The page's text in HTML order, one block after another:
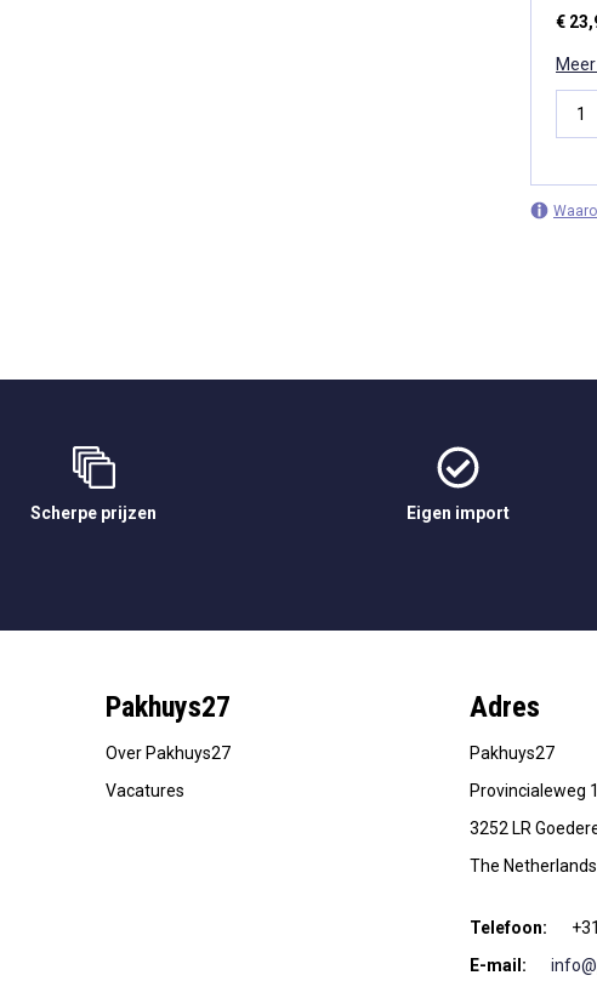
€
Scherpe prijzen Eigen import
Pakhuys27
Over Pakhuys27
Vacatures
Adres
Pakhuys27
Provincialeweg
3252 LR
The Netherlands
Telefoon:
E-mail: